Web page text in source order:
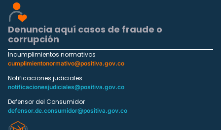
Denuncia aquí casos de fraude o
corrupción
Incumplimientos normativos
cumplimientonormativo@positiva.gov.co
Notificaciones judiciales
notificacionesjudiciales@positiva.gov.co
Defensor del Consumidor
defensor.de.consumidor@positiva.gov.co